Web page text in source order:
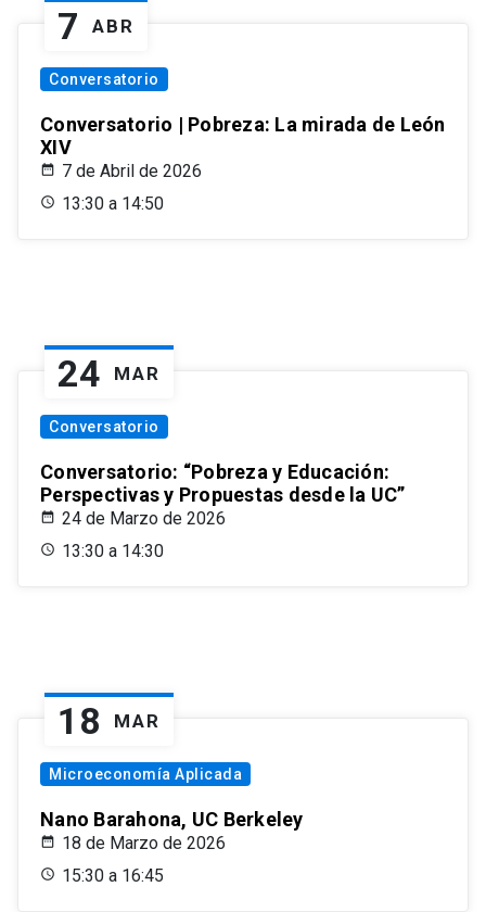
7 ABR
Conversatorio
Conversatorio | Pobreza: La mirada de León
XIV
7 de Abril de 2026
13:30 a 14:50
24 MAR
Conversatorio
Conversatorio: “Pobreza y Educación:
Perspectivas y Propuestas desde la UC”
24 de Marzo de 2026
13:30 a 14:30
18 MAR
Microeconomía Aplicada
Nano Barahona, UC Berkeley
18 de Marzo de 2026
15:30 a 16:45